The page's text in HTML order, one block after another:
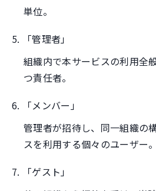
単位。
5. 「管理者」
組織内で本サービスの利用全
つ責任者。
6. 「メンバー」
管理者が招待し、同一組織の
スを利用する個々のユーザー。
7. 「ゲスト」